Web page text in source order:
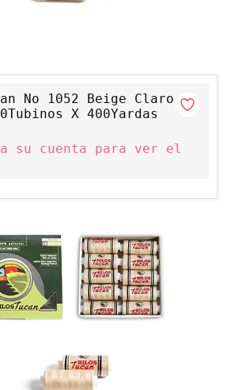
No 1052 Beige Claro
X 400Yardas
su cuenta para ver el